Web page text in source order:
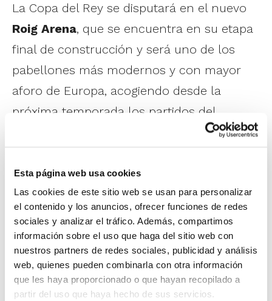
Esta página web usa cookies
Las cookies de este sitio web se usan para personalizar
el contenido y los anuncios, ofrecer funciones de redes
sociales y analizar el tráfico. Además, compartimos
información sobre el uso que haga del sitio web con
nuestros partners de redes sociales, publicidad y análisis
web, quienes pueden combinarla con otra información
que les haya proporcionado o que hayan recopilado a
partir del uso que haya hecho de sus servicios.
La Copa del Rey se disputará en el nuevo
Roig Arena, que se encuentra en su etapa
final de construcción y será uno de los
pabellones más modernos y con mayor
aforo de Europa, acogiendo desde la
próxima temporada los partidos del
El acuerdo entre la ACB y la Generalitat
llevará también a la Comunidad Valenciana
la Minicopa Endesa al completo en las
temporadas 2025-26 y 2026-27. La primera
fase se celebrará en una sede de la
Comunidad aún por determinar, y la fase
final será en Valencia de forma paralela a